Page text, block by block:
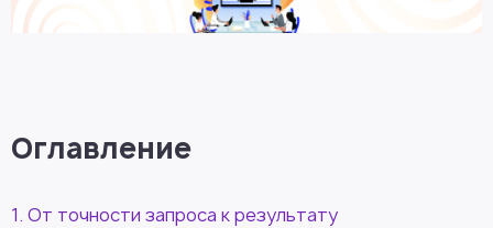
Оглавление
1. От точности запроса к результату